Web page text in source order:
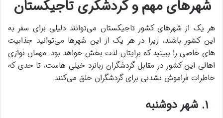
شهرهای مهم و گردشگری تاجیکستان
هر یک از شهرهای کشور تاجیکستان می‌توانند دلیلی برای سفر به
این کشور باشند، زیرا در هر یک از این شهرها می‌توانید جذابیت
های خاصی را ببینید که برایتان لذت بخش خواهد بود. مهمان نوازی
اهالی این کشور در مقابل گردشگران زبانزد خیلی هاست، تا حدی که
خاطرات فراموش نشدنی برای گردشگران خلق می‌کنند.